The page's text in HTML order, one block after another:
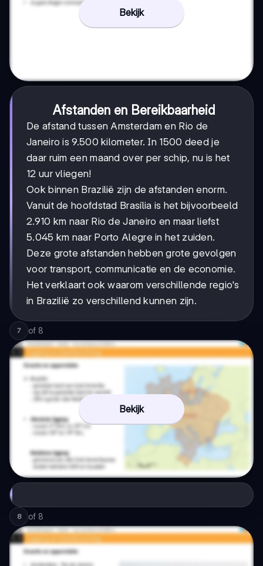
Bekijk
Afstanden en Bereikbaarheid
De afstand tussen Amsterdam en Rio de
Janeiro is 9.500 kilometer. In 1500 deed je
daar ruim een maand over per schip, nu is het
12 uur vliegen!
Ook binnen Brazilië zijn de afstanden enorm.
Vanuit de hoofdstad Brasília is het bijvoorbeeld
2.910 km naar Rio de Janeiro en maar liefst
5.045 km naar Porto Alegre in het zuiden.
Deze grote afstanden hebben grote gevolgen
voor transport, communicatie en de economie.
Het verklaart ook waarom verschillende regio's
in Brazilië zo verschillend kunnen zijn.
7 of 8
Bekijk
8 of 8